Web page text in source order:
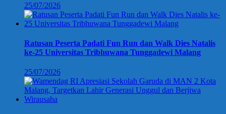
25/07/2026
Ratusan Peserta Padati Fun Run dan Walk Dies Natalis
ke-25 Universitas Tribhuwana Tunggadewi Malang
25/07/2026